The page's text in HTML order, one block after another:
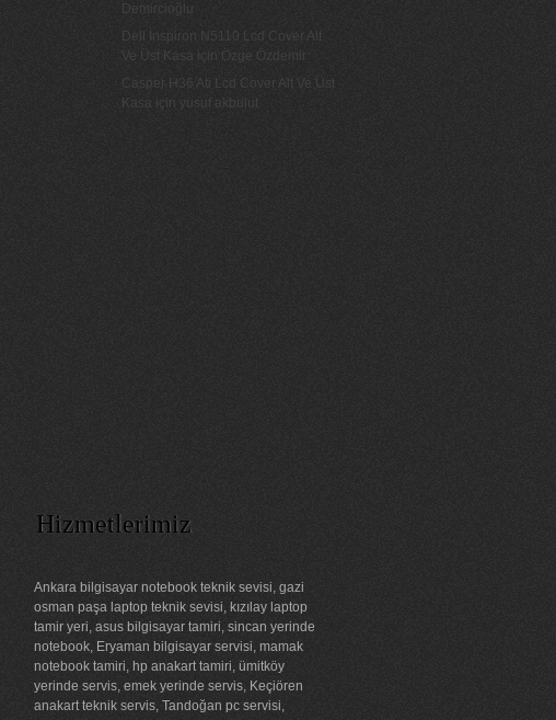
Demircioğlu
Dell İnspiron N5110 Lcd Cover Alt
Ve Üst Kasa
için Özge Özdemir
Casper H36 Ati Lcd Cover Alt Ve Üst
Kasa
için yusuf akbulut
Hizmetlerimiz
Ankara bilgisayar notebook teknik sevisi, gazi
osman paşa laptop teknik sevisi, kızılay laptop
tamir yeri, asus bilgisayar tamiri, sincan yerinde
notebook, Eryaman bilgisayar servisi, mamak
notebook tamiri, hp anakart tamiri, ümitköy
yerinde servis, emek yerinde servis, Keçiören
anakart teknik servis, Tandoğan pc servisi,